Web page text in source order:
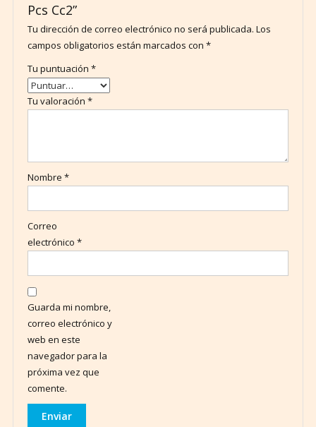
Pcs Cc2”
Tu dirección de correo electrónico no será publicada. Los
campos obligatorios están marcados con *
Tu puntuación *
Tu valoración *
Nombre *
Correo
electrónico *
Guarda mi nombre,
correo electrónico y
web en este
navegador para la
próxima vez que
comente.